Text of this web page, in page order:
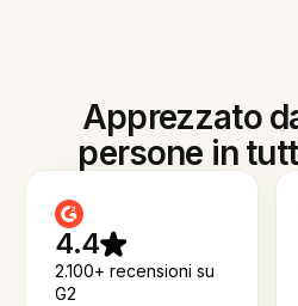
Apprezzato
persone in
4.4
2.100+ recensioni su
G2